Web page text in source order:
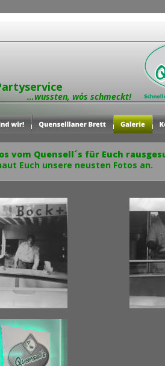
…wussten, wo´s schmeckt!
vom Quensell´s für Euch
Euch unsere neusten Fotos an.